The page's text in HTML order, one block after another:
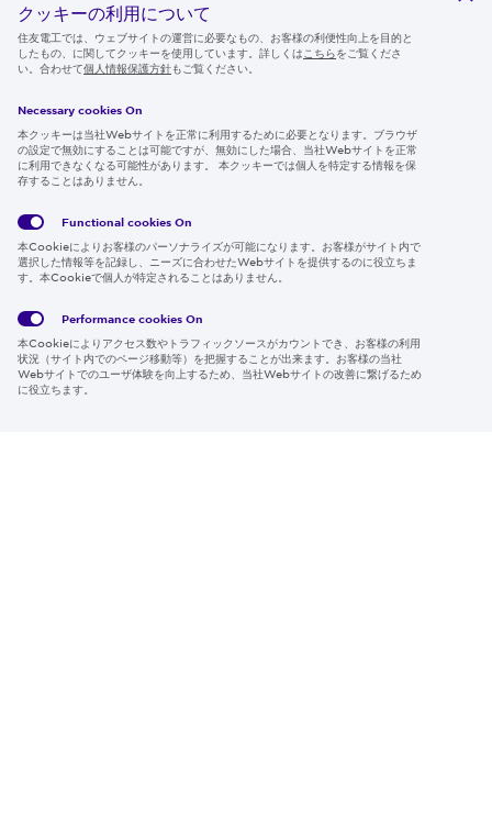
ニュースルーム
IR情報
採用情報
Global
Policy
サイト
約
Region & Language:
Japan | JP
クッキーの利用について
住友電工では、ウェブサイトの運営に必要なもの、お客様の利便性向上を目的と
したもの、に関してクッキーを使用しています。詳しくは こちらをご覧くださ
い。合わせて個人情報保護方針もご覧ください。
Necessary cookies On
本クッキーは当社Webサイトを正常に利用するために必要となります。ブラウザ
の設定で無効にすることは可能ですが、無効にした場合、当社Webサイトを正常
に利用できなくなる可能性があります。 本クッキーでは個人を特定する情報を保
存することはありません。
Functional cookies On
本Cookieによりお客様のパーソナライズが可能になります。お客様がサイト内で
選択した情報等を記録し、ニーズに合わせたWebサイトを提供するのに役立ちま
す。本Cookieで個人が特定されることはありません。
Performance cookies On
本Cookieによりアクセス数やトラフィックソースがカウントでき、お客様の利用
状況（サイト内でのページ移動等）を把握することが出来ます。お客様の当社
Webサイトでのユーザ体験を向上するため、当社Webサイトの改善に繋げるため
に役立ちます。